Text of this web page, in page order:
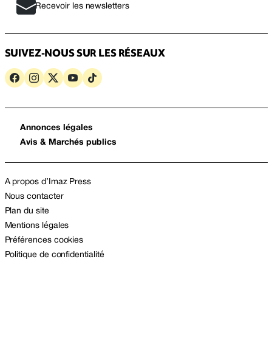
Recevoir les newsletters
SUIVEZ-NOUS SUR LES RÉSEAUX
Annonces légales
Avis & Marchés publics
A propos d’Imaz Press
Nous contacter
Plan du site
Mentions légales
Préférences cookies
Politique de confidentialité